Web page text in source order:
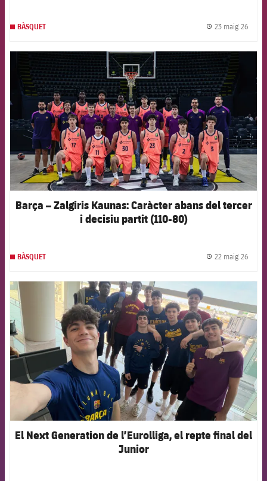
BÀSQUET 23 maig 26
FCB Barcelona badge
Barça – Zalgiris Kaunas: Caràcter abans del tercer
i decisiu partit (110-80)
BÀSQUET 22 maig 26
FCB Barcelona badge
El Next Generation de l’Eurolliga, el repte final del
Junior